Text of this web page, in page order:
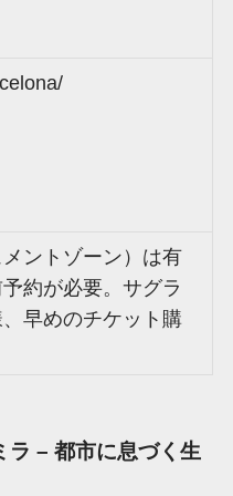
ントゾーン）は有
約が必要。サグラ
早めのチケット購
ラ – 都市に息づく生